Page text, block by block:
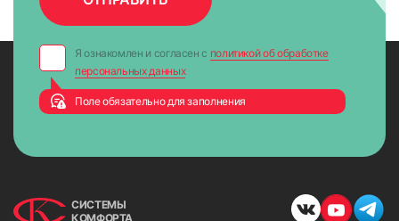
Я ознакомлен и согласен с политикой об обработке
персональных данных
Поле обязательно для заполнения
СИСТЕМЫ
КОМФОРТА